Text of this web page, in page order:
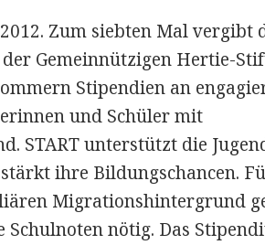
Zum siebten Mal vergibt
Gemeinnützigen Hertie-
Stipendien an
und Schüler mit
START unterstützt die
ihre Bildungschancen.
Migrationshintergrund
Schulnoten nötig. Das